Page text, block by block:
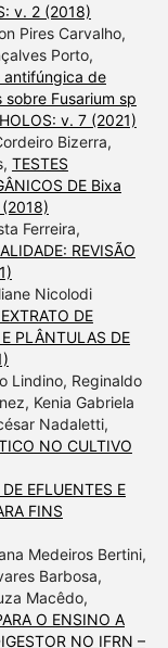
v. 2 (2018)
Pires Carvalho,
Porto,
antifúngica de
Fusarium sp
HOLOS: v. 7 (2021)
Bizerra,
TESTES
DE Bixa
Ferreira,
REVISÃO
Nicolodi
DE
PLÂNTULAS DE
Lindino, Reginaldo
Kenia Gabriela
Nadaletti,
NO CULTIVO
EFLUENTES E
FINS
Medeiros Bertini,
Barbosa,
Macêdo,
O ENSINO A
NO IFRN –